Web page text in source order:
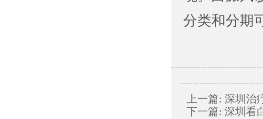
分类和分期
上一篇: 深圳治
下一篇: 深圳看